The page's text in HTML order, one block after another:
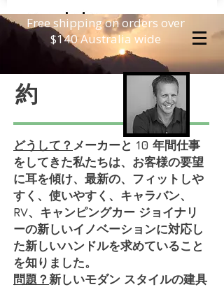
Free shipping on orders over
$140 Australia wide
約
どうして？ メーカーと 10 年間仕事
をしてきた私たちは、お客様の要望
に耳を傾け、最新の、フィットしや
すく、使いやすく、キャラバン、
RV、キャンピングカー ジョイナリ
ーの新しいイノベーションに対応し
た新しいハンドルを求めていること
を知りました。
問題？ 新しいモダン スタイルの建具